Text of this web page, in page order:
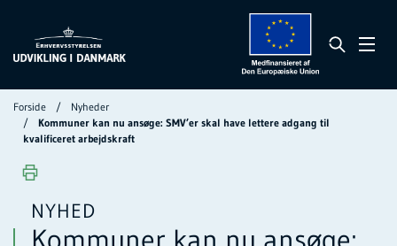
Forside
Nyheder
Kommuner kan nu ansøge: SMV’er skal have lettere adgang til
kvalificeret arbejdskraft
NYHED